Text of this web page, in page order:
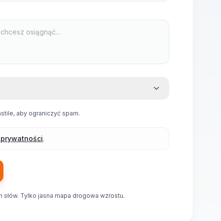
aby ograniczyć spam.
.
Tylko jasna mapa drogowa wzrostu.